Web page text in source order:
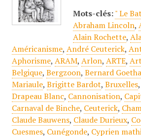
Mots-clés: " Le
Abraham Lincoln,
Alain Rochette,
Américanisme, André Ceuterick,
Aphorisme, ARAM, Arlon, ARTE,
Belgique, Bergzoon, Bernard
Mariaule, Brigitte Bardot, Bruxelles,
Drapeau Blanc, Cannonisation,
Carnaval de Binche, Ceuterick,
Claude Bauwens, Claude Durieux,
Cuesmes, Cunégonde, Cyprien